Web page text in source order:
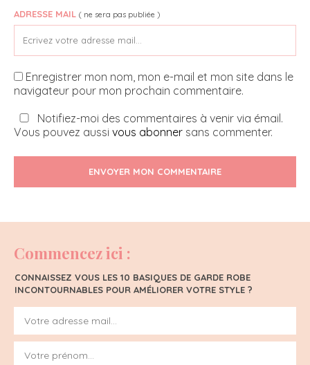
ADRESSE MAIL ( ne sera pas publiée )
Enregistrer mon nom, mon e-mail et mon site dans le
navigateur pour mon prochain commentaire.
Notifiez-moi des commentaires à venir via émail.
Vous pouvez aussi vous abonner sans commenter.
ENVOYER MON COMMENTAIRE
Commencez ici :
CONNAISSEZ VOUS LES 10 BASIQUES DE GARDE ROBE
INCONTOURNABLES POUR AMÉLIORER VOTRE STYLE ?